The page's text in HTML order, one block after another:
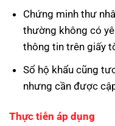
Chứng minh thư
thường không có
thông tin trên giấy
Sổ hộ khẩu cũng
nhưng cần được
Thực tiễn áp dụng